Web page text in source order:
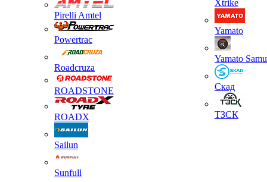
Pirelli Amtel
Powertrac
Roadcruza
ROADSTONE
ROADX
Sailun
Sunfull
Xtrike
Yamato
Yamato
Скад
ТЗСК